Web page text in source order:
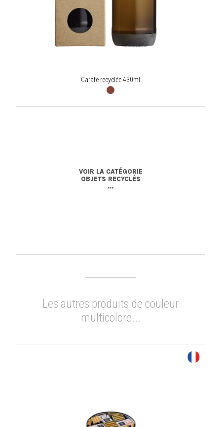
Carafe recyclée 430ml
VOIR LA CATÉGORIE
OBJETS RECYCLÉS
...
Les autres produits de couleur
multicolore...